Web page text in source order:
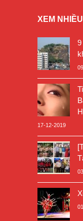
XEM NHIỀU
9
17-12-2019